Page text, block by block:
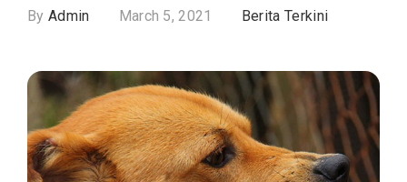
By Admin March 5, 2021 Berita Terkini